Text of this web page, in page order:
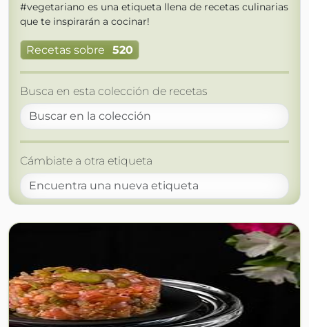
#vegetariano es una etiqueta llena de recetas culinarias
que te inspirarán a cocinar!
Recetas sobre 520
Busca en esta colección de recetas
Cámbiate a otra etiqueta